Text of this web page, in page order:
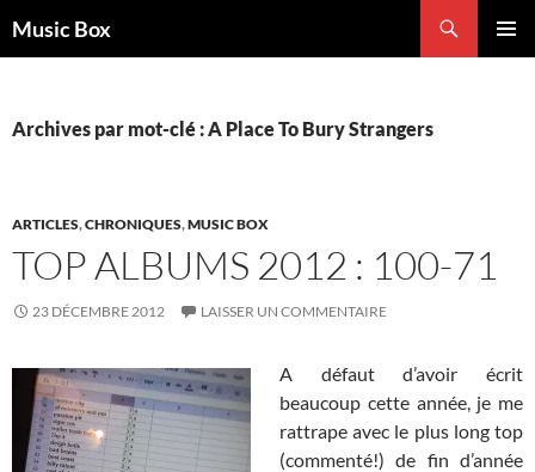
auMusic Box
Archives par mot-clé : A Place To Bury Strangers
ARTICLES,CHRONIQUES,MUSIC BOX
TOP ALBUMS 2012 : 100-71
23 DÉCEMBRE 2012 LAISSER UN COMMENTAIRE
A défaut d’avoir écrit
beaucoup cette année, je me
rattrape avec le plus long top
(commenté!) de fin d’année